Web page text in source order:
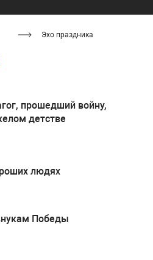
Эхо праздника
прошедший войну,
детстве
людях
— правнукам Победы